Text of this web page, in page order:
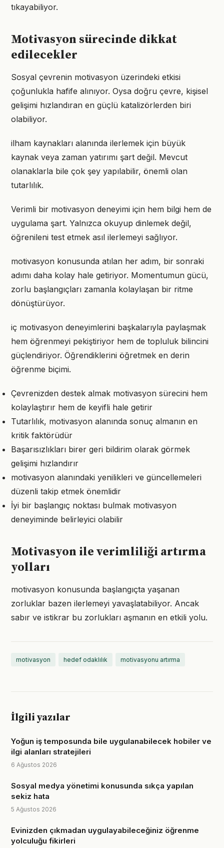
tıkayabiliyor.
Motivasyon sürecinde dikkat
edilecekler
Sosyal çevrenin motivasyon üzerindeki etkisi
çoğunlukla hafife alınıyor. Oysa doğru çevre, kişisel
gelişimi hızlandıran en güçlü katalizörlerden biri
olabiliyor.
ilham kaynakları alanında ilerlemek için büyük
kaynak veya zaman yatırımı şart değil. Mevcut
olanaklarla bile çok şey yapılabilir, önemli olan
tutarlılık.
Verimli bir motivasyon deneyimi için hem bilgi hem de
uygulama şart. Yalnızca okuyup dinlemek değil,
öğrenileni test etmek asıl ilerlemeyi sağlıyor.
motivasyon konusunda atılan her adım, bir sonraki
adımı daha kolay hale getiriyor. Momentumun gücü,
zorlu başlangıçları zamanla kolaylaşan bir ritme
dönüştürüyor.
iç motivasyon deneyimlerini başkalarıyla paylaşmak
hem öğrenmeyi pekiştiriyor hem de topluluk bilincini
güçlendiriyor. Öğrendiklerini öğretmek en derin
öğrenme biçimi.
Çevrenizden destek almak motivasyon sürecini hem
kolaylaştırır hem de keyifli hale getirir
Tutarlılık, motivasyon alanında sonuç almanın en
kritik faktörüdür
Başarısızlıkları birer geri bildirim olarak görmek
gelişimi hızlandırır
motivasyon alanındaki yenilikleri ve güncellemeleri
düzenli takip etmek önemlidir
İyi bir başlangıç noktası bulmak motivasyon
deneyiminde belirleyici olabilir
Motivasyon ile verimliliği artırma
yolları
motivasyon konusunda başlangıçta yaşanan
zorluklar bazen ilerlemeyi yavaşlatabiliyor. Ancak
sabır ve istikrar bu zorlukları aşmanın en etkili yolu.
motivasyon hedef odaklılık motivasyonu artırma
İlgili yazılar
Yoğun iş temposunda bile uygulanabilecek hobiler ve
ilgi alanları stratejileri
6 Ağustos 2026
Sosyal medya yönetimi konusunda sıkça yapılan
sekiz hata
5 Ağustos 2026
Evinizden çıkmadan uygulayabileceğiniz öğrenme
yolculuğu fikirleri